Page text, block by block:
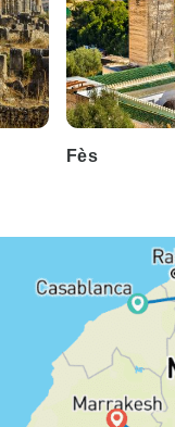
Fès